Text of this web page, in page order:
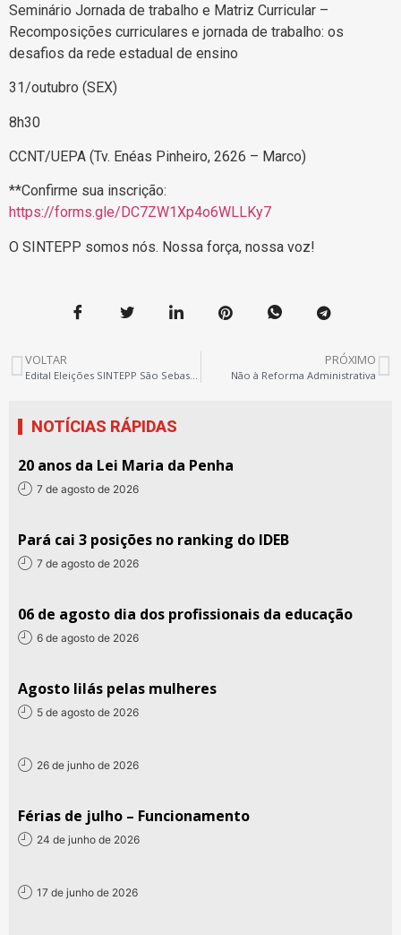
Seminário Jornada de trabalho e Matriz Curricular –
Recomposições curriculares e jornada de trabalho: os
desafios da rede estadual de ensino
31/outubro (SEX)
8h30
CCNT/UEPA (Tv. Enéas Pinheiro, 2626 – Marco)
**Confirme sua inscrição:
https://forms.gle/DC7ZW1Xp4o6WLLKy7
O SINTEPP somos nós. Nossa força, nossa voz!
VOLTAR
Edital Eleições SINTEPP São Sebastião da Boa Vista
PRÓXIMO
Não à Reforma Administrativa
NOTÍCIAS RÁPIDAS
20 anos da Lei Maria da Penha
7 de agosto de 2026
Pará cai 3 posições no ranking do IDEB
7 de agosto de 2026
06 de agosto dia dos profissionais da educação
6 de agosto de 2026
Agosto lilás pelas mulheres
5 de agosto de 2026
26 de junho de 2026
Férias de julho – Funcionamento
24 de junho de 2026
17 de junho de 2026